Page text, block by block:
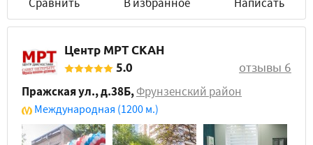
Центр МРТ СКАН
5.0
отзывы 6
Пражская ул., д.38Б,Фрунзенский район
Международная (1200 м.)